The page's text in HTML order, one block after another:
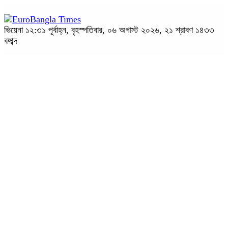
ভিয়েনা ১২:৩১ পূর্বাহ্ন, বৃহস্পতিবার, ০৬ অগাস্ট ২০২৬, ২১ শ্রাবণ ১৪৩৩
বঙ্গাব্দ